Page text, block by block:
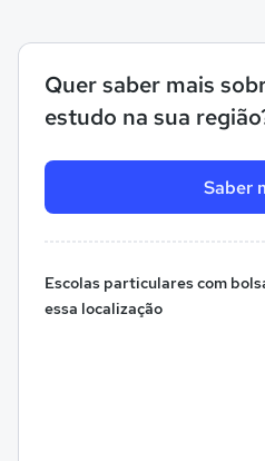
Quer saber mais
estudo na sua
Saber
Escolas particulares com
essa localização